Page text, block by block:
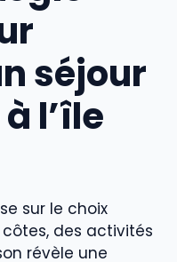
séjour
l’île
sur le choix
côtes, des activités
révèle une